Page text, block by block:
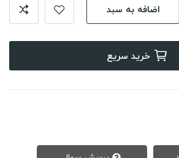
اضافه به سبد
خرید سریع